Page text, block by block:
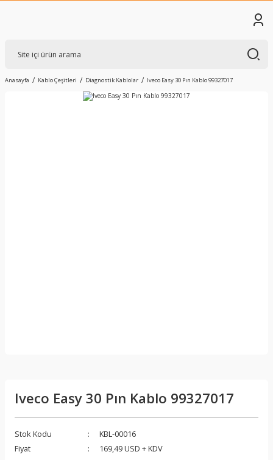
Anasayfa Kablo Çeşitleri Diagnostik Kablolar Iveco Easy 30 Pın Kablo 99327017
Iveco Easy 30 Pın Kablo 99327017
Stok Kodu
KBL-00016
Fiyat
169,49 USD + KDV